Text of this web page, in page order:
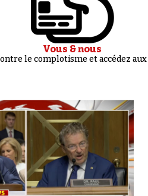
Vous & nous
le complotisme et accédez